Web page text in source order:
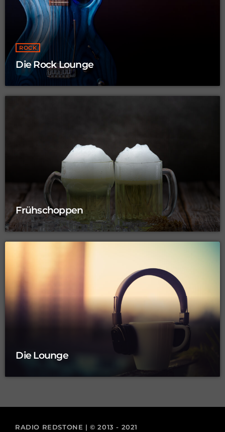
ROCK
Die Rock Lounge
Frühschoppen
Die Lounge
RADIO REDSTONE | © 2013 - 2021